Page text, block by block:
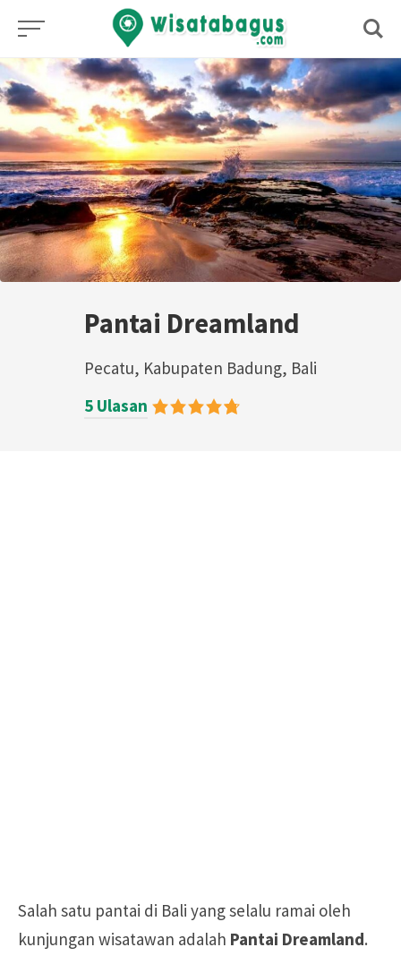
Skip
content
Pantai Dreamland
Pecatu, Kabupaten Badung, Bali
5 Ulasan
Salah satu pantai di Bali yang selalu ramai oleh
kunjungan wisatawan adalah Pantai Dreamland.